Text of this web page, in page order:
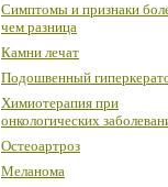
Симптомы и признаки
чем разница
Камни лечат
Подошвенный
Химиотерапия при
онкологических
Остеоартроз
Меланома